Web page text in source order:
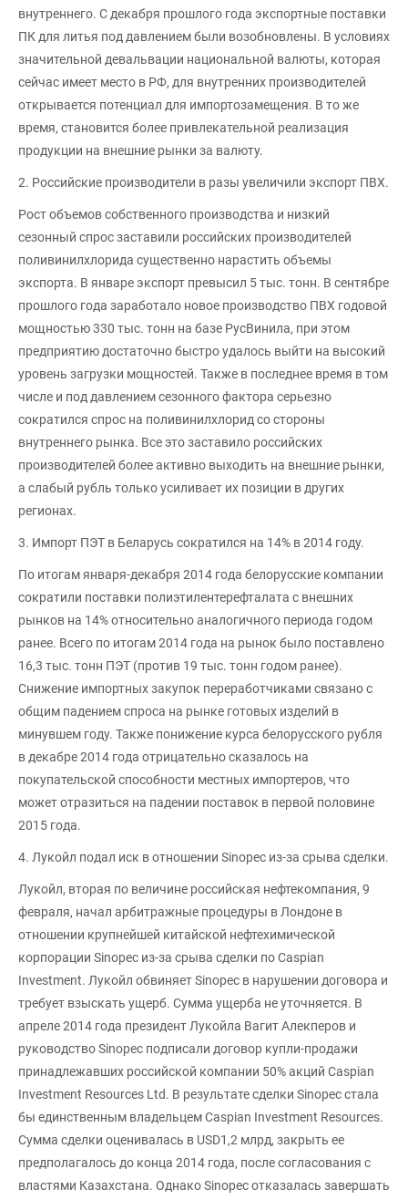
внутреннего. С декабря прошлого года экспортные поставки
ПК для литья под давлением были возобновлены. В условиях
значительной девальвации национальной валюты, которая
сейчас имеет место в РФ, для внутренних производителей
открывается потенциал для импортозамещения. В то же
время, становится более привлекательной реализация
продукции на внешние рынки за валюту.
2. Российские производители в разы увеличили экспорт ПВХ.
Рост объемов собственного производства и низкий
сезонный спрос заставили российских производителей
поливинилхлорида существенно нарастить объемы
экспорта. В январе экспорт превысил 5 тыс. тонн. В сентябре
прошлого года заработало новое производство ПВХ годовой
мощностью 330 тыс. тонн на базе РусВинила, при этом
предприятию достаточно быстро удалось выйти на высокий
уровень загрузки мощностей. Также в последнее время в том
числе и под давлением сезонного фактора серьезно
сократился спрос на поливинилхлорид со стороны
внутреннего рынка. Все это заставило российских
производителей более активно выходить на внешние рынки,
а слабый рубль только усиливает их позиции в других
регионах.
3. Импорт ПЭТ в Беларусь сократился на 14% в 2014 году.
По итогам января-декабря 2014 года белорусские компании
сократили поставки полиэтилентерефталата с внешних
рынков на 14% относительно аналогичного периода годом
ранее. Всего по итогам 2014 года на рынок было поставлено
16,3 тыс. тонн ПЭТ (против 19 тыс. тонн годом ранее).
Снижение импортных закупок переработчиками связано с
общим падением спроса на рынке готовых изделий в
минувшем году. Также понижение курса белорусского рубля
в декабре 2014 года отрицательно сказалось на
покупательской способности местных импортеров, что
может отразиться на падении поставок в первой половине
2015 года.
4. Лукойл подал иск в отношении Sinopec из-за срыва сделки.
Лукойл, вторая по величине российская нефтекомпания, 9
февраля, начал арбитражные процедуры в Лондоне в
отношении крупнейшей китайской нефтехимической
корпорации Sinopec из-за срыва сделки по Caspian
Investment. Лукойл обвиняет Sinopec в нарушении договора и
требует взыскать ущерб. Сумма ущерба не уточняется. В
апреле 2014 года президент Лукойла Вагит Алекперов и
руководство Sinopec подписали договор купли-продажи
принадлежавших российской компании 50% акций Caspian
Investment Resources Ltd. В результате сделки Sinopec стала
бы единственным владельцем Caspian Investment Resources.
Сумма сделки оценивалась в USD1,2 млрд, закрыть ее
предполагалось до конца 2014 года, после согласования с
властями Казахстана. Однако Sinopec отказалась завершать